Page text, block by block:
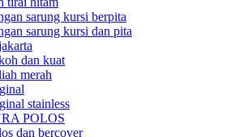
sarung kursi berpita
sarung kursi dan pita
dan kuat
merah
stainless
POLOS
dan bercover